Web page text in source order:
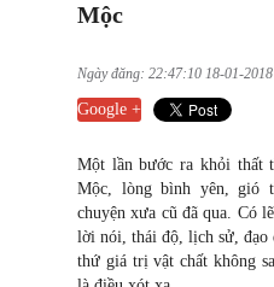
Mộc
Ngày đăng: 22:47:10 18-01-
Google +
Một lần bước ra khỏi thất
Mộc, lòng bình yên, gió
chuyện xưa cũ đã qua. Có
lời nói, thái độ, lịch sử,
thứ giá trị vật chất không